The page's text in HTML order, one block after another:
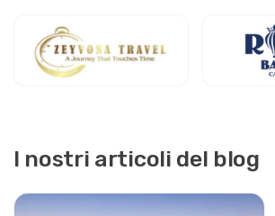
I nostri articoli del blog